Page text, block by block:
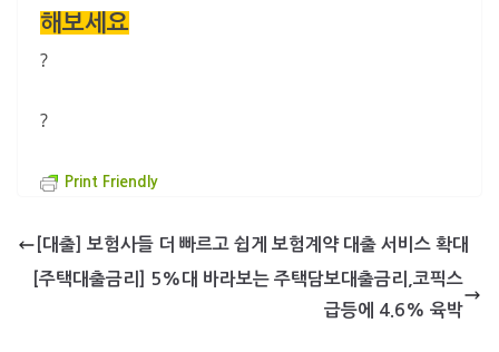
해보세요
?
?
Print Friendly
[대출] 보험사들 더 빠르고 쉽게 보험계약 대출 서비스 확대
[주택대출금리] 5%대 바라보는 주택담보대출금리,코픽스
급등에 4.6% 육박